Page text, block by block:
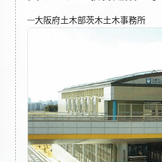
大阪府土木部茨木土木事務所